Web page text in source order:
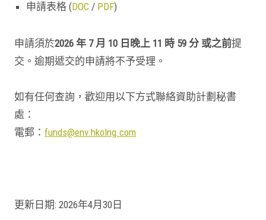
申請表格 (DOC / PDF)
申請須於2026 年 7 月 10 日晚上 11 時 59 分 或之前提
交。逾期遞交的申請將不予受理。
如有任何查詢，歡迎用以下方式聯絡資助計劃秘書
處：
電郵： funds@env.hkolng.com
更新日期: 2026年4月30日